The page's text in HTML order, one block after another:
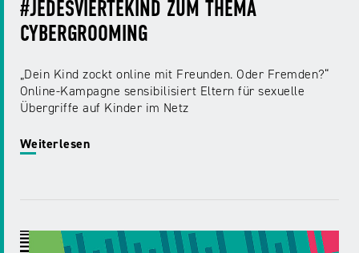
#JEDESVIERTEKIND ZUM THEMA
CYBERGROOMING
„Dein Kind zockt online mit Freunden. Oder Fremden?“
Online-Kampagne sensibilisiert Eltern für sexuelle
Übergriffe auf Kinder im Netz
Weiterlesen